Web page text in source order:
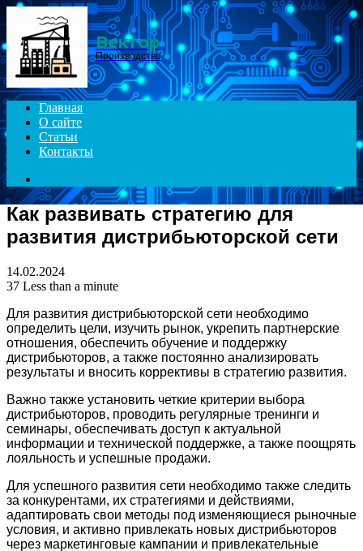
Вектор
Производство
Главная
О сайте
Статьи
Контакты
for
Как развивать стратегию для
развития дистрибьюторской сети
14.02.2024
37 Less than a minute
Для развития дистрибьюторской сети необходимо
определить цели, изучить рынок, укрепить партнерские
отношения, обеспечить обучение и поддержку
дистрибьюторов, а также постоянно анализировать
результаты и вносить коррективы в стратегию развития.
Важно также установить четкие критерии выбора
дистрибьюторов, проводить регулярные тренинги и
семинары, обеспечивать доступ к актуальной
информации и технической поддержке, а также поощрять
лояльность и успешные продажи.
Для успешного развития сети необходимо также следить
за конкурентами, их стратегиями и действиями,
адаптировать свои методы под изменяющиеся рыночные
условия, и активно привлекать новых дистрибьюторов
через маркетинговые кампании и привлекательные